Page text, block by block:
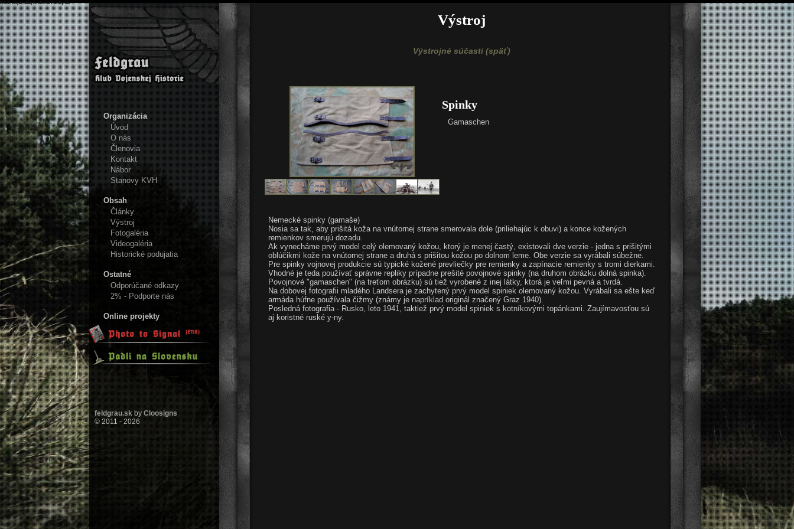
Klub vojenskej histórie Feldgrau
Organizácia
Úvod
O nás
Členovia
Kontakt
Nábor
Stanovy KVH
Obsah
Články
Výstroj
Fotogaléria
Videogaléria
Historické podujatia
Ostatné
Odporúčané odkazy
2% - Podporte nás
Online projekty
feldgrau.sk by Cloosigns
© 2011 - 2026
Výstroj
Výstrojné súčasti (späť)
Spinky
Gamaschen
Nemecké spinky (gamaše)
Nosia sa tak, aby prišitá koža na vnútornej strane smerovala dole (priliehajúc k obuvi) a konce kožených
remienkov smerujú dozadu.
Ak vynecháme prvý model celý olemovaný kožou, ktorý je menej častý, existovali dve verzie - jedna s prišitými
oblúčikmi kože na vnútornej strane a druhá s prišitou kožou po dolnom leme. Obe verzie sa vyrábali súbežne.
Pre spinky vojnovej produkcie sú typické kožené prevliečky pre remienky a zapínacie remienky s tromi dierkami.
Vhodné je teda používať správne repliky prípadne prešité povojnové spinky (na druhom obrázku dolná spinka).
Povojnové "gamaschen" (na treťom obrázku) sú tiež vyrobené z inej látky, ktorá je veľmi pevná a tvrdá.
Na dobovej fotografii mladého Landsera je zachytený prvý model spiniek olemovaný kožou. Vyrábali sa ešte keď
armáda húfne používala čižmy (známy je napríklad originál značený Graz 1940).
Posledná fotografia - Rusko, leto 1941, taktiež prvý model spiniek s kotníkovými topánkami. Zaujímavosťou sú
aj koristné ruské y-ny.